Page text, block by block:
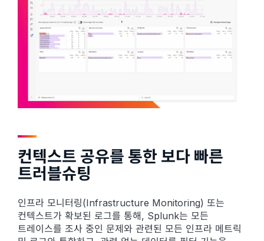
컨텍스트 공유를 통한 보다 빠른
트러블슈팅
인프라 모니터링(Infrastructure Monitoring) 또는
컨텍스트가 확보된 로그를 통해, Splunk는 모든
트레이스를 조사 중인 문제와 관련된 모든 인프라 메트릭